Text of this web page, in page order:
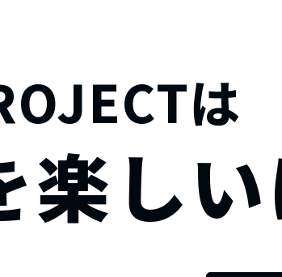
事業
清掃
（エアコンクリーニング）
特殊清掃
は
楽し